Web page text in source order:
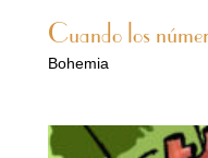
Cuando los
Bohemia